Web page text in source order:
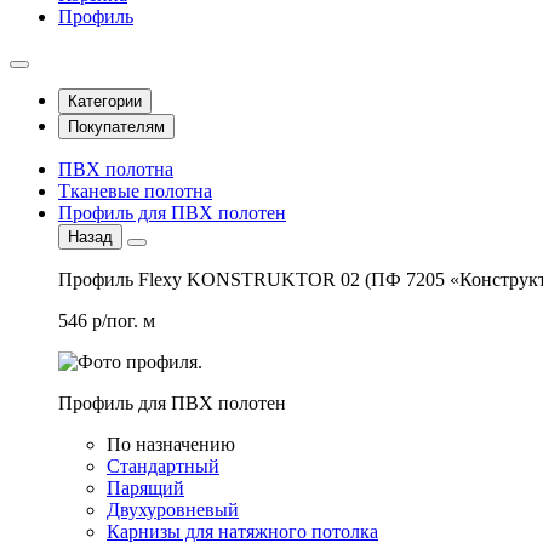
Профиль
Категории
Покупателям
ПВХ полотна
Тканевые полотна
Профиль для ПВХ полотен
Назад
Профиль Flexy KONSTRUKTOR 02 (ПФ 7205
546 р/пог. м
Профиль для ПВХ полотен
По назначению
Стандартный
Парящий
Двухуровневый
Карнизы для натяжного потолка